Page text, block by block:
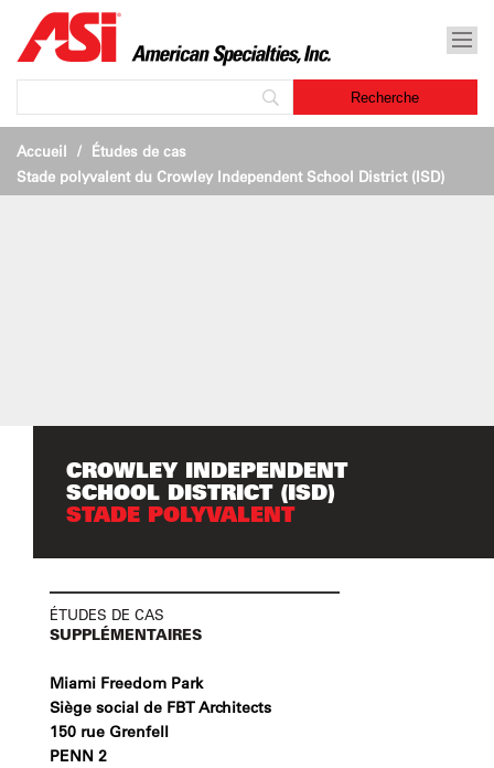
Accueil
Études de cas
Stade polyvalent du Crowley Independent School District (ISD)
CROWLEY INDEPENDENT
SCHOOL DISTRICT (ISD)
STADE POLYVALENT
ÉTUDES DE CAS
SUPPLÉMENTAIRES
Miami Freedom Park
Siège social de FBT Architects
150 rue Grenfell
PENN 2